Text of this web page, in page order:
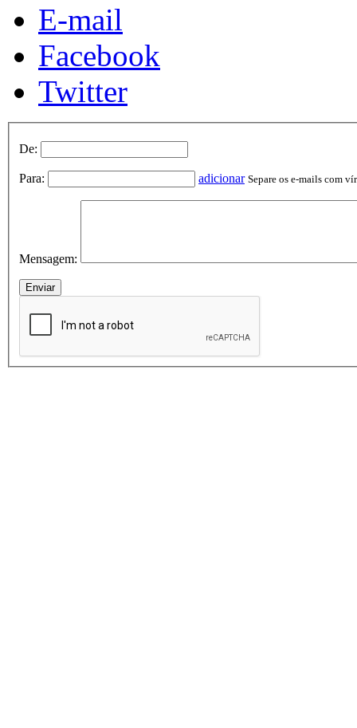
E-mail
Facebook
Twitter
De:
Para: adicionar Separe os e-mails com
Mensagem: